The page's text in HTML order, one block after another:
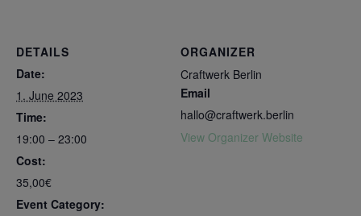
DETAILS
Date:
1. June 2023
Time:
19:00 – 23:00
Cost:
35,00€
Event Category:
ORGANIZER
Craftwerk Berlin
Email
hallo@craftwerk.berlin
View Organizer Website